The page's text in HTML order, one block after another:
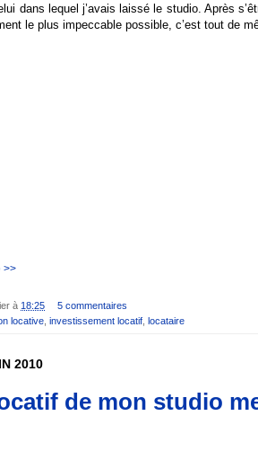
dans lequel j’avais laissé le studio. Après
le plus impeccable possible, c’est tout de
>>
à 18:25
5 commentaires
locative investissement locatif locataire
2010
de mon studio